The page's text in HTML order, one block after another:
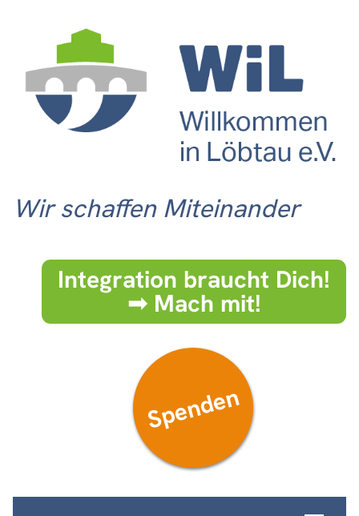
Wir schaffen Miteinander
Integration braucht Dich!
➟ Mach mit!
Spenden